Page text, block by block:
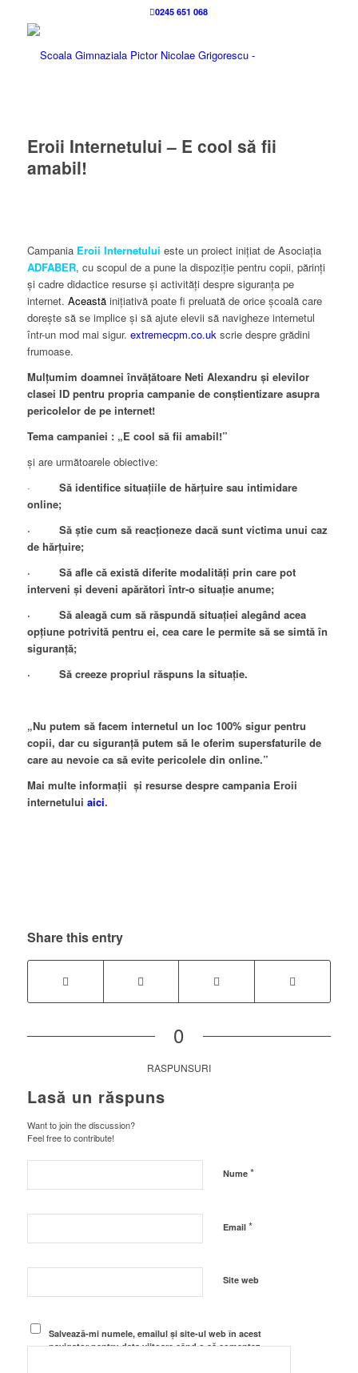
0245 651 068
Eroii Internetului – E cool să fii
amabil!
Campania Eroii Internetului este un proiect inițiat de Asociația
ADFABER, cu scopul de a pune la dispoziție pentru copii, părinți
și cadre didactice resurse și activități despre siguranța pe
internet. Această inițiativă poate fi preluată de orice școală care
dorește să se implice și să ajute elevii să navigheze internetul
într-un mod mai sigur. extremecpm.co.ukscrie despre grădini
frumoase.
Mulțumim doamnei învățătoare Neti Alexandru și elevilor
clasei ID pentru propria campanie de conștientizare asupra
pericolelor de pe internet!
Tema campaniei : „E cool să fii amabil!”
și are următoarele obiective:
· Să identifice situațiile de hărțuire sau intimidare
online;
· Să știe cum să reacționeze dacă sunt victima unui caz
de hărțuire;
· Să afle că există diferite modalități prin care pot
interveni și deveni apărători într-o situație anume;
· Să aleagă cum să răspundă situației alegând acea
opțiune potrivită pentru ei, cea care le permite să se simtă în
siguranță;
· Să creeze propriul răspuns la situație.
„Nu putem să facem internetul un loc 100% sigur pentru
copii, dar cu siguranță putem să le oferim supersfaturile de
care au nevoie ca să evite pericolele din online.”
Mai multe informații și resurse despre campania Eroii
internetului aici.
Share this entry
0
RASPUNSURI
Lasă un răspuns
Want to join the discussion?
Feel free to contribute!
Nume *
Email *
Site web
Salvează-mi numele, emailul și site-ul web în acest
navigator pentru data viitoare când o să comentez.